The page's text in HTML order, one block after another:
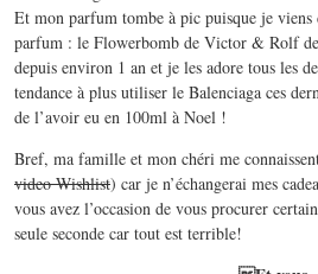
Et mon parfum tombe à pic puisque je
parfum : le Flowerbomb de Victor & Rolf
depuis environ 1 an et je les adore tous les
tendance à plus utiliser le Balenciaga ces
de l’avoir eu en 100ml à Noel !
Bref, ma famille et mon chéri me
video Wishlist) car je n’échangerai mes
vous avez l’occasion de vous procurer
seule seconde car tout est terrible!